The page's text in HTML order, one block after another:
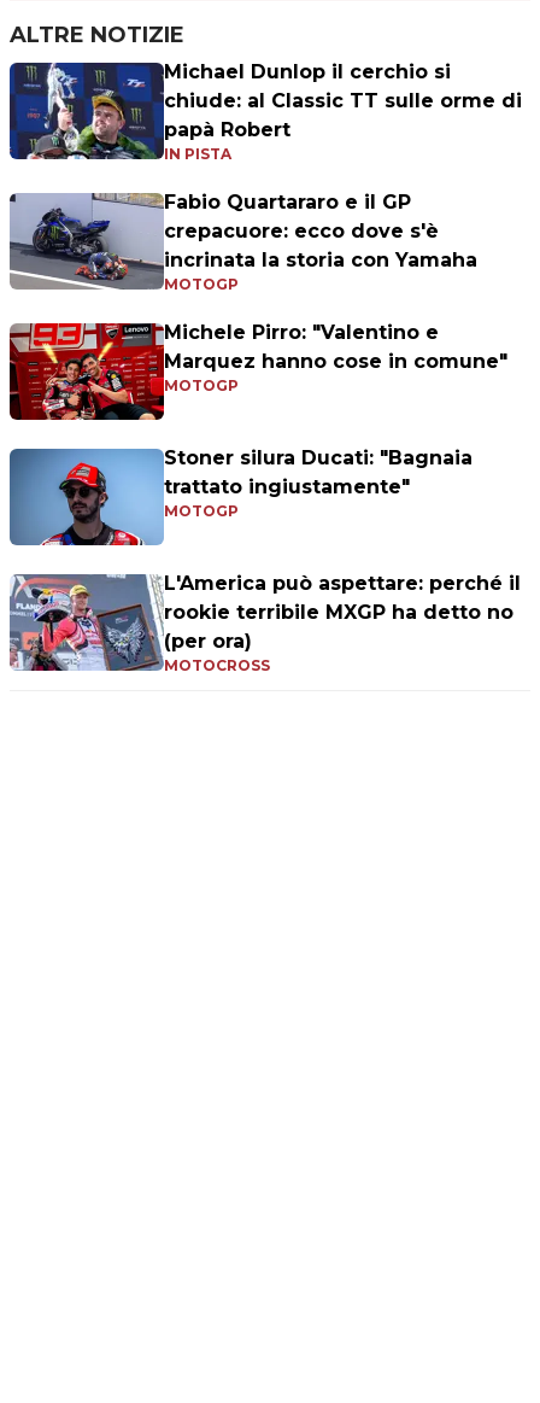
ALTRE NOTIZIE
Michael Dunlop il cerchio si
chiude: al Classic TT sulle orme di
papà Robert
IN PISTA
Fabio Quartararo e il GP
crepacuore: ecco dove s'è
incrinata la storia con Yamaha
MOTOGP
Michele Pirro: "Valentino e
Marquez hanno cose in comune"
MOTOGP
Stoner silura Ducati: "Bagnaia
trattato ingiustamente"
MOTOGP
L'America può aspettare: perché il
rookie terribile MXGP ha detto no
(per ora)
MOTOCROSS